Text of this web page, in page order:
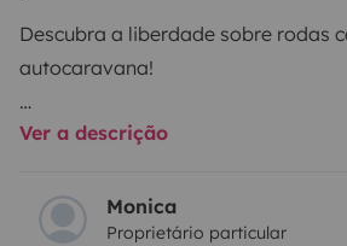
Descubra a liberdade sobre rodas
autocaravana!
Transforme suas férias em uma
pessoas. Ideal para famílias,
solos que buscam conforto,
Ver a descrição
Monica
Proprietário particular